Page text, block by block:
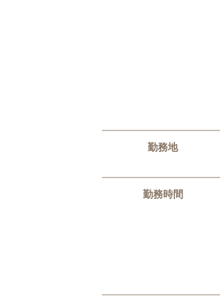
勤務地
勤務時間